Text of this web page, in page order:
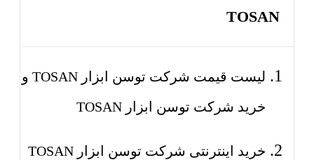
TOSAN
لیست قیمت شرکت توسن ابزار TOSAN و
خرید شرکت توسن ابزار TOSAN
خرید اینترنتی شرکت توسن ابزار TOSAN